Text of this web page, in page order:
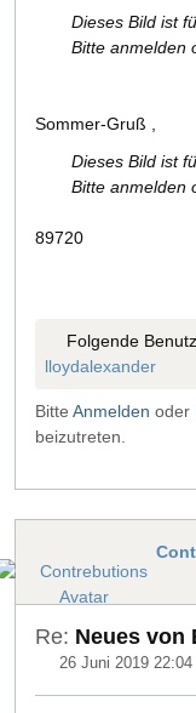
Dieses Bild ist
Bitte anmelden
Sommer-Gruß ,
Dieses Bild ist
Bitte anmelden
89720
Folgende
lloydalexander
Bitte Anmelden oder
beizutreten.
Re: Neues von
26 Juni 2019 22:04